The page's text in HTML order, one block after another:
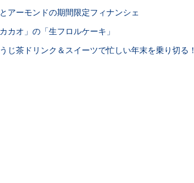
アーモンドの期間限定フィナンシェ
カオ」の「生フロルケーキ」
じ茶ドリンク＆スイーツで忙しい年末を乗り切る！